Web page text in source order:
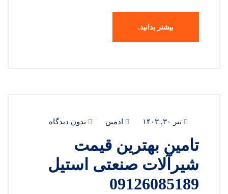
بیشتر بدانید.
تیر ۳۰, ۱۴۰۳ ادمین بدون دیدگاه
تامین بهترین قیمت
شیرآلات صنعتی استیل
09126085189